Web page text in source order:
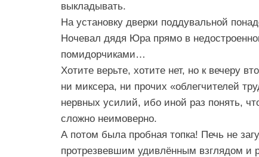
выкладывать.
На установку дверки поддувальной
Ночевал дядя Юра прямо в
помидорчиками…
Хотите верьте, хотите нет, но к вечеру
ни миксера, ни прочих «облегчителей
нервных усилий, ибо иной раз понять,
сложно неимоверно.
А потом была пробная топка! Печь не
протрезвевшим удивлённым взглядом и